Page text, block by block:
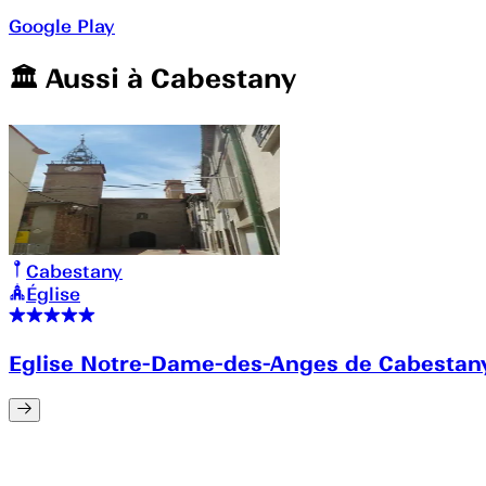
Google Play
🏛️️ Aussi à Cabestany
Cabestany
Église
Eglise Notre-Dame-des-Anges de